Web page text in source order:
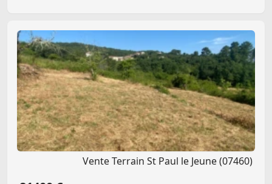
Vente Terrain St Paul le Jeune (07460)